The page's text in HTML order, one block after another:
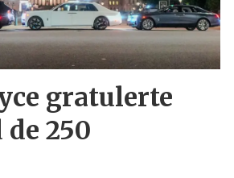
gratulerte
de 250